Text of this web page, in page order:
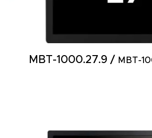
MBT-1000.27.9 / MBT-